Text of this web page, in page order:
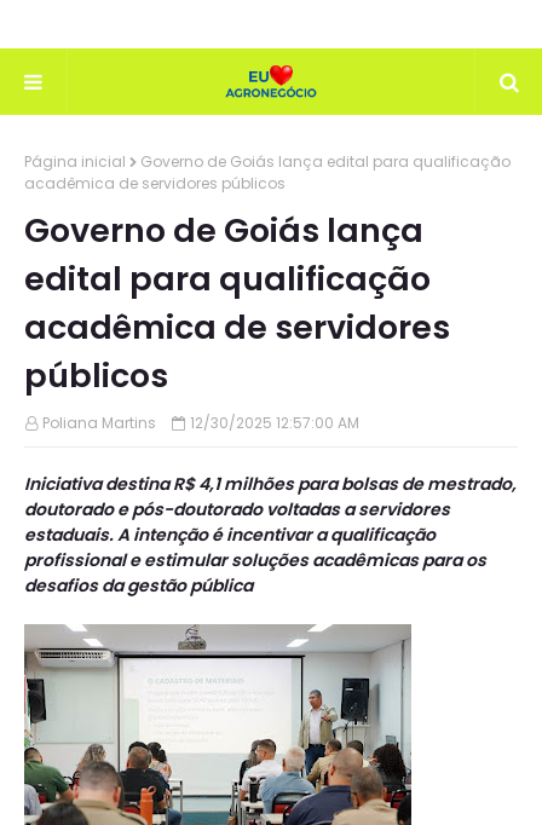
Página inicial
Governo de Goiás lança edital para qualificação
acadêmica de servidores públicos
Governo de Goiás lança
edital para qualificação
acadêmica de servidores
públicos
Poliana Martins 12/30/2025 12:57:00 AM
Iniciativa destina R$ 4,1 milhões para bolsas de mestrado,
doutorado e pós-doutorado voltadas a servidores
estaduais. A intenção é incentivar a qualificação
profissional e estimular soluções acadêmicas para os
desafios da gestão pública